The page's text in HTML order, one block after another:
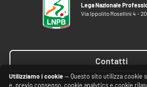
Lega Nazionale
Via Ippolito Rosellini 4 -
Contatti
Utilizziamo i cookie— Questo sito utilizza cookie
e, previo consenso, cookie analytics e cookie